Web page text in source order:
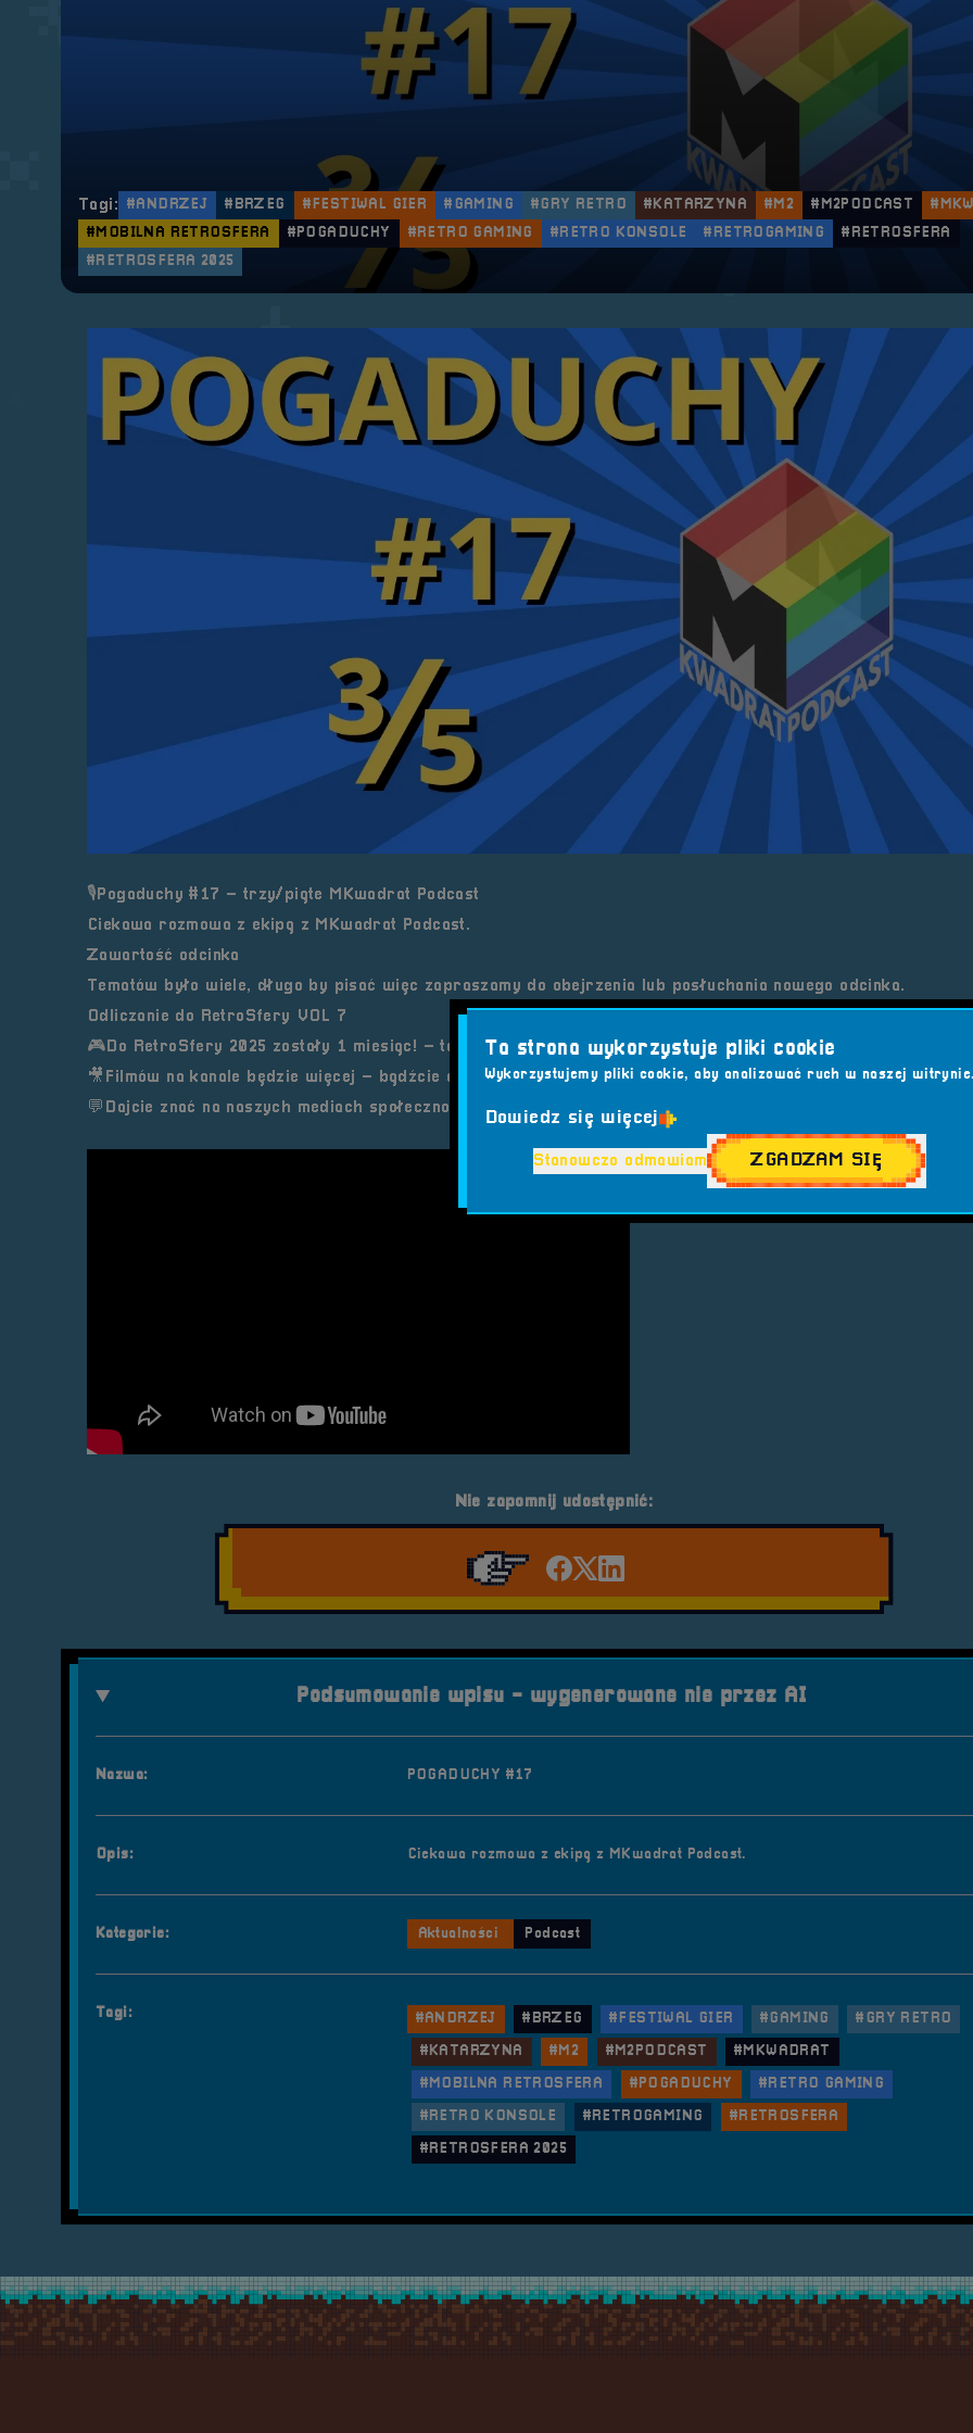
Tagi: #ANDRZEJ #BRZEG #FESTIWAL GIER #GAMING #GRY RETRO #KATARZYNA #M2 #M2PODCAST
#MOBILNA RETROSFERA
#POGADUCHY #RETRO GAMING #RETRO KONSOLE #RETROGAMING
#RETROSFERA
#RETROSFERA 2025
🎙️Pogaduchy #17 – trzy/piąte MKwadrat Podcast
Ciekawa rozmowa z ekipą z MKwadrat Podcast.
Zawartość odcinka
Tematów było wiele, długo by pisać więc zapraszamy do obejrzenia lub posłuchania nowego odcinka.
Odliczanie do RetroSfery VOL 7
🎮Do RetroSfery 2025 zostały 1 miesiąc! – to już tuż tuż!
🎥Filmów na kanale będzie więcej – bądźcie czujni!
💬Dajcie znać na naszych mediach społecznościowych czy taka forma Wam odpowiada!
Nie zapomnij udostępnić:
Udostępnij na facebook'u
Udostępnij na Twiterze
Udostępnij na LinkedIn
Podsumowanie wpisu - wygenerowane nie przez AI
Nazwa: POGADUCHY #17
Opis: Ciekawa rozmowa z ekipą z MKwadrat Podcast.
Kategorie: Aktualności Podcast
Tagi: #ANDRZEJ #BRZEG #FESTIWAL GIER #GAMING
#GRY RETRO
#KATARZYNA
#M2 #M2PODCAST
#MKWADRAT
#MOBILNA RETROSFERA
#POGADUCHY
#RETRO GAMING
#RETRO KONSOLE
#RETROGAMING
#RETROSFERA
#RETROSFERA 2025
Ta strona wykorzystuje pliki cookie
Wykorzystujemy pliki cookie, aby analizować ruch w naszej
Dowiedz się więcej
Stanowczo odmawiam ZGADZAM SIĘ